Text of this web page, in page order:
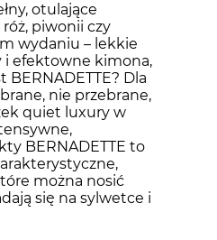
otulające
piwonii czy
wydaniu – lekkie
i efektowne kimona,
Dla
nie przebrane,
quiet luxury w
BERNADETTE to
można nosić
się na sylwetce i